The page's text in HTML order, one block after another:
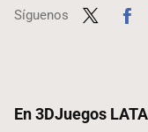
Síguenos
En 3DJuegos